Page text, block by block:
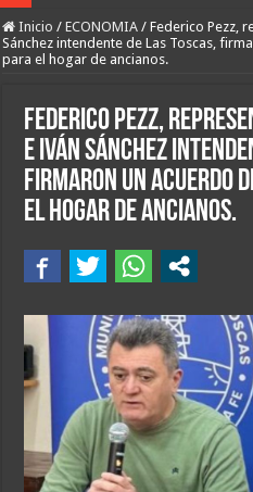
Inicio / ECONOMIA / Federico Pezz,
Sánchez intendente de Las Toscas,
para el hogar de ancianos.
Federico Pezz,
e Iván Sánchez
firmaron un acuerdo
el hogar de ancianos.